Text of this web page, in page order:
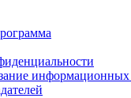
информационных